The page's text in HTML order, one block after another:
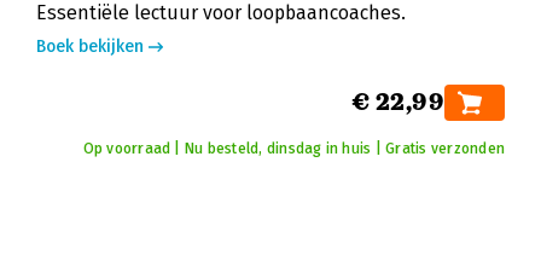
Essentiële lectuur voor loopbaancoaches.
Boek bekijken
€ 22,99
Op voorraad | Nu besteld, dinsdag in huis | Gratis verzonden